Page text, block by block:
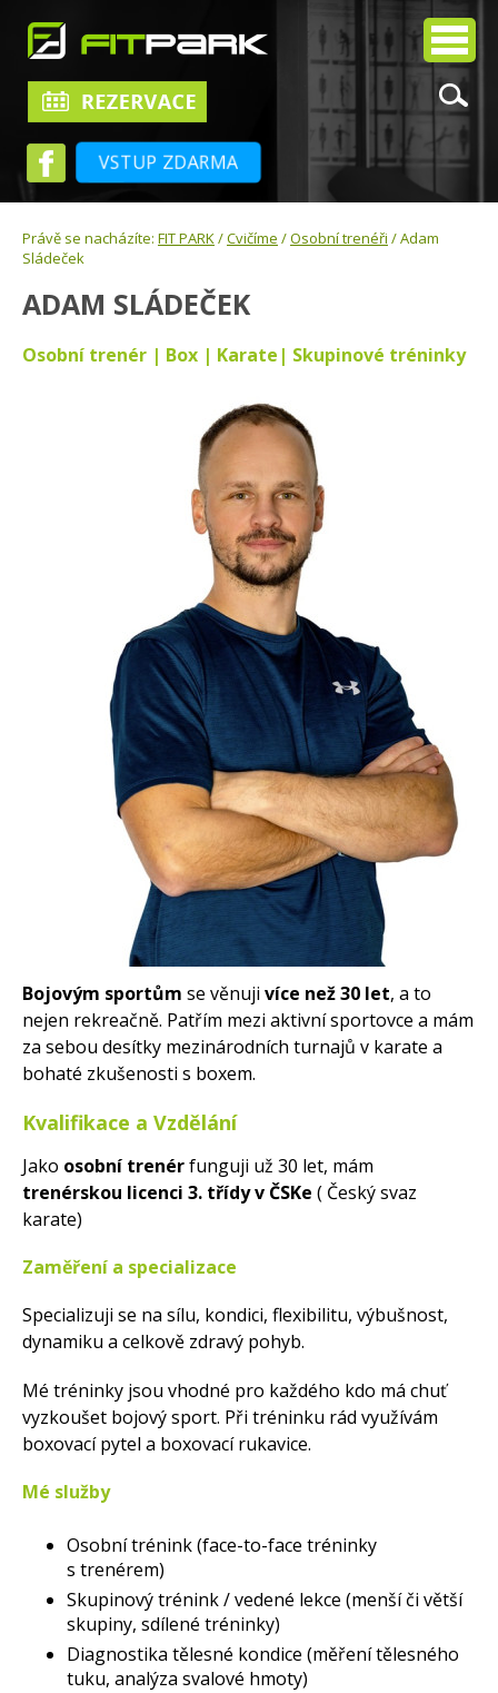
VSTUP ZDARMA
Právě se nacházíte: FIT PARK/Cvičíme /Osobní trenéři / Adam
Sládeček
ADAM SLÁDEČEK
Osobní trenér | Box | Karate| Skupinové tréninky
Bojovým sportům se věnuji více než 30 let, a to
nejen rekreačně. Patřím mezi aktivní sportovce a mám
za sebou desítky mezinárodních turnajů v karate a
bohaté zkušenosti s boxem.
Kvalifikace a Vzdělání
Jako osobní trenérfunguji už 30 let, mám
trenérskou licenci 3. třídy v ČSKe ( Český svaz
karate)
Zaměření a specializace
Specializuji se na sílu, kondici, flexibilitu, výbušnost,
dynamiku a celkově zdravý pohyb.
Mé tréninky jsou vhodné pro každého kdo má chuť
vyzkoušet bojový sport. Při tréninku rád využívám
boxovací pytel a boxovací rukavice.
Mé služby
Osobní trénink (face-to-face tréninky
s trenérem)
Skupinový trénink / vedené lekce (menší či větší
skupiny, sdílené tréninky)
Diagnostika tělesné kondice (měření tělesného
tuku, analýza svalové hmoty)